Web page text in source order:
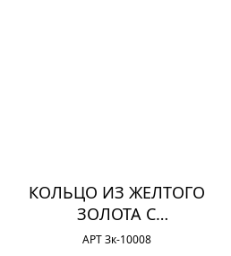
КОЛЬЦО ИЗ ЖЕЛТОГО
ЗОЛОТА С
БРИЛЛИАНТАМИ
АРТ Зк-10008